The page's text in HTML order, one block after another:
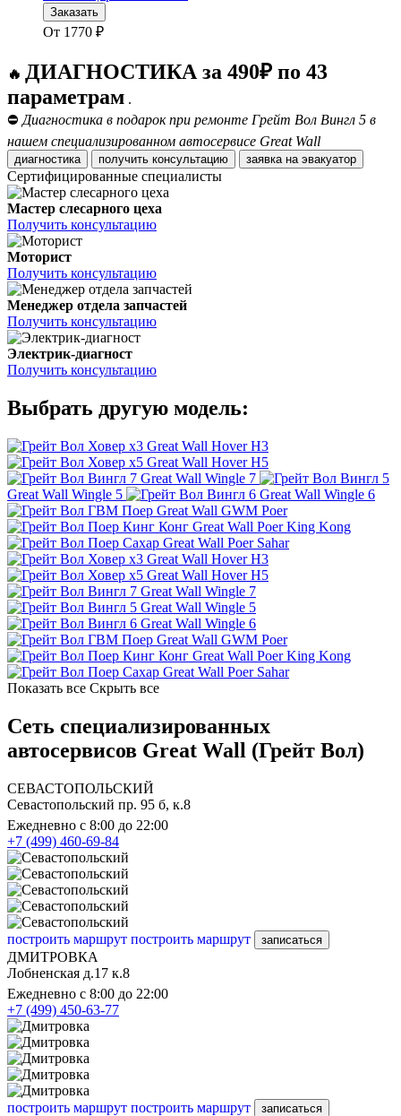
Заказать
От 1770 ₽
🔥 ДИАГНОСТИКА за 490₽ по 43
параметрам .
⛔ Диагностика в подарок при ремонте Грейт Вол Вингл 5 в
нашем специализированном автосервисе Great Wall
диагностика получить консультацию заявка на эвакуатор
Сертифицированные специалисты
Мастер слесарного цеха
Получить консультацию
Моторист
Получить консультацию
Менеджер отдела запчастей
Получить консультацию
Электрик-диагност
Получить консультацию
Выбрать другую модель:
Great Wall Hover H3
Great Wall Hover H5
Great Wall Wingle 7
Great Wall Wingle 5
Great Wall Wingle 6
Great Wall GWM Poer
Great Wall Poer King Kong
Great Wall Poer Sahar
Great Wall Hover H3
Great Wall Hover H5
Great Wall Wingle 7
Great Wall Wingle 5
Great Wall Wingle 6
Great Wall GWM Poer
Great Wall Poer King Kong
Great Wall Poer Sahar
Показать все Скрыть все
Сеть специализированных
автосервисов Great Wall (Грейт Вол)
СЕВАСТОПОЛЬСКИЙ
Севастопольский пр. 95 б, к.8
Ежедневно с 8:00 до 22:00
+7 (499) 460-69-84
построить маршрут построить маршрут записаться
ДМИТРОВКА
Лобненская д.17 к.8
Ежедневно с 8:00 до 22:00
+7 (499) 450-63-77
построить маршрут построить маршрут записаться